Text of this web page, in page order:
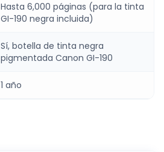
Hasta 6,000 páginas (para la tinta
GI-190 negra incluida)
Sí, botella de tinta negra
pigmentada Canon GI-190
1 año